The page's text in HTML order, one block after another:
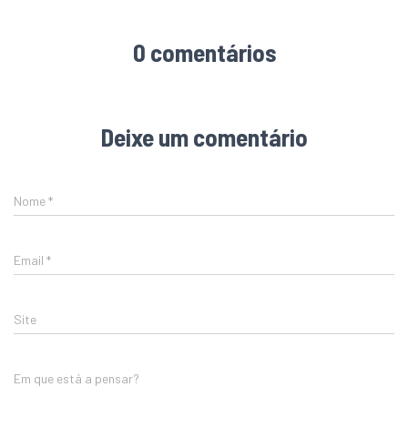
0 comentários
Deixe um comentário
Nome*
Email *
Site
Em que está a pensar?